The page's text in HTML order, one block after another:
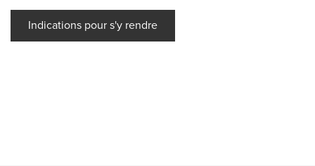
Indications pour s'y rendre